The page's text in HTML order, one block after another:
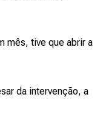
mês, tive que abrir a
da intervenção, a